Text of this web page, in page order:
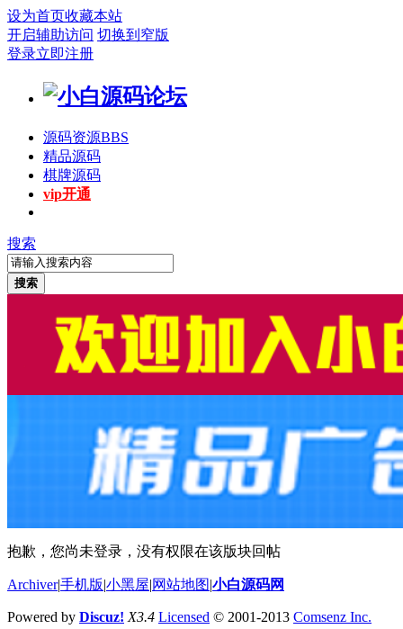
设为首页收藏本站
开启辅助访问 切换到窄版
登录立即注册
源码资源BBS
精品源码
棋牌源码
vip开通
搜索
搜索
抱歉，您尚未登录，没有权限在该版块回帖
Archiver|手机版 小黑屋 网站地图 小白源码网
Powered by Discuz! X3.4 Licensed © 2001-2013 Comsenz Inc.